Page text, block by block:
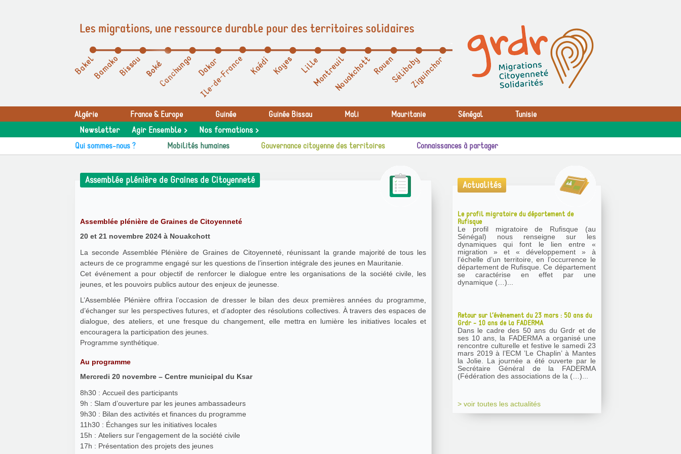
Les migrations, une ressource durable pour des territoires solidaires
Algérie France & Europe Guinée Guinée Bissau Mali Mauritanie Sénégal Tunisie
Newsletter Agir Ensemble > Nos formations >
Qui sommes-nous ? Mobilités humaines Gouvernance citoyenne des territoires Connaissances à partager
Assemblée plénière de Graines de Citoyenneté
Assemblée plénière de Graines de Citoyenneté
20 et 21 novembre 2024 à Nouakchott
La seconde Assemblée Plénière de Graines de Citoyenneté, réunissant la grande majorité de tous les
acteurs de ce programme engagé sur les questions de l’insertion intégrale des jeunes en Mauritanie.
Cet événement a pour objectif de renforcer le dialogue entre les organisations de la société civile, les
jeunes, et les pouvoirs publics autour des enjeux de jeunesse.
L’Assemblée Plénière offrira l’occasion de dresser le bilan des deux premières années du programme,
d’échanger sur les perspectives futures, et d’adopter des résolutions collectives. À travers des espaces de
dialogue, des ateliers, et une fresque du changement, elle mettra en lumière les initiatives locales et
encouragera la participation des jeunes.
Programme synthétique.
Au programme
Mercredi 20 novembre – Centre municipal du Ksar
8h30 : Accueil des participants
9h : Slam d’ouverture par les jeunes ambassadeurs
9h30 : Bilan des activités et finances du programme
11h30 : Échanges sur les initiatives locales
15h : Ateliers sur l’engagement de la société civile
17h : Présentation des projets des jeunes
Actualités
Le profil migratoire du département de
Rufisque
Le profil migratoire de Rufisque (au
Sénégal) nous renseigne sur les
dynamiques qui font le lien entre «
migration » et « développement » à
l’échelle d’un territoire, en l’occurrence le
département de Rufisque. Ce département
se caractérise en effet par une
dynamique (…)...
Retour sur l’évènement du 23 mars : 50 ans du
Grdr - 10 ans de la FADERMA
Dans le cadre des 50 ans du Grdr et de
ses 10 ans, la FADERMA a organisé une
rencontre culturelle et festive le samedi 23
mars 2019 à l’ECM ’Le Chaplin’ à Mantes
la Jolie. La journée a été ouverte par le
Secrétaire Général de la FADERMA
(Fédération des associations de la (…)...
> voir toutes les actualités